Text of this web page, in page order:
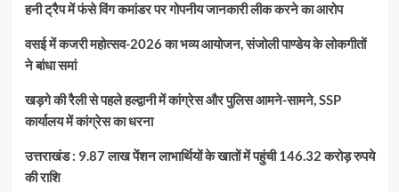
हनी ट्रैप में फंसे विंग कमांडर पर गोपनीय जानकारी लीक करने का आरोप
वसई में कजरी महोत्सव-2026 का भव्य आयोजन, संजोली पाण्डेय के लोकगीतों
ने बांधा समां
खड़गे की रैली से पहले हल्द्वानी में कांग्रेस और पुलिस आमने-सामने, SSP
कार्यालय में कांग्रेस का धरना
उत्तराखंड : 9.87 लाख पेंशन लाभार्थियों के खातों में पहुंची 146.32 करोड़ रुपये
की राशि